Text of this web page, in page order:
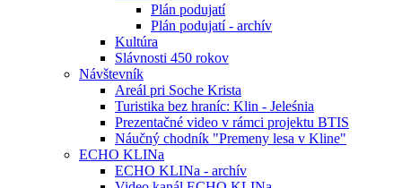
Plán podujatí
Plán podujatí - archív
Kultúra
Slávnosti 450 rokov
Návštevník
Areál pri Soche Krista
Turistika bez hraníc: Klin - Jeleśnia
Prezentačné video v rámci projektu BTIS
Náučný chodník "Premeny lesa v Kline"
ECHO KLINa
ECHO KLINa - archív